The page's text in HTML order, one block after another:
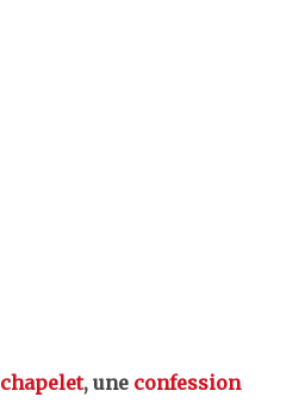
chapelet, une confession